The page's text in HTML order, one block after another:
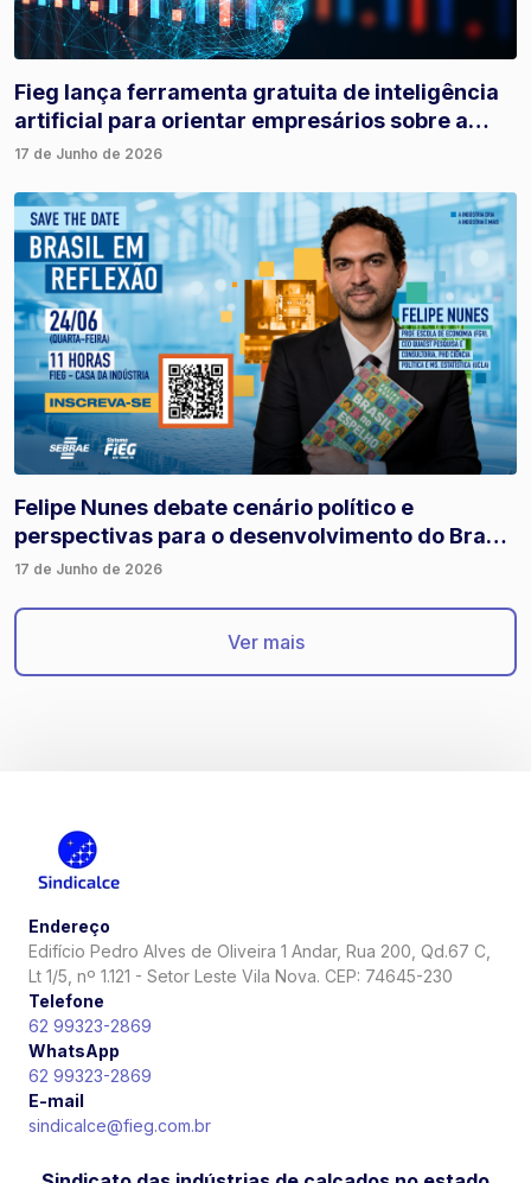
Fieg lança ferramenta gratuita de inteligência
artificial para orientar empresários sobre a
Reforma Tributária
17 de Junho de 2026
Felipe Nunes debate cenário político e
perspectivas para o desenvolvimento do Brasil
em evento na Fieg
17 de Junho de 2026
Ver mais
Endereço
Edifício Pedro Alves de Oliveira 1 Andar, Rua 200, Qd.67 C,
Lt 1/5, nº 1.121 - Setor Leste Vila Nova. CEP: 74645-230
Telefone
62 99323-2869
WhatsApp
62 99323-2869
E-mail
sindicalce@fieg.com.br